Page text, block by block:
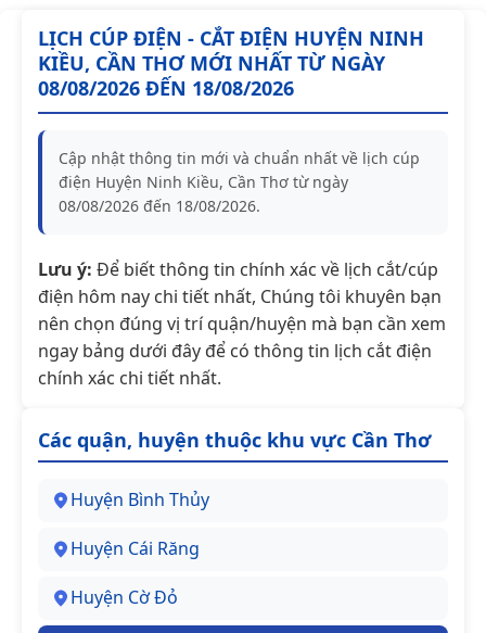
LỊCH CÚP ĐIỆN - CẮT ĐIỆN HUYỆN NINH
KIỀU, CẦN THƠ MỚI NHẤT TỪ NGÀY
08/08/2026 ĐẾN 18/08/2026
Cập nhật thông tin mới và chuẩn nhất về lịch cúp
điện Huyện Ninh Kiều, Cần Thơ từ ngày
08/08/2026 đến 18/08/2026.
Lưu ý: Để biết thông tin chính xác về lịch cắt/cúp
điện hôm nay chi tiết nhất, Chúng tôi khuyên bạn
nên chọn đúng vị trí quận/huyện mà bạn cần xem
ngay bảng dưới đây để có thông tin lịch cắt điện
chính xác chi tiết nhất.
Các quận, huyện thuộc khu vực Cần Thơ
Huyện Bình Thủy
Huyện Cái Răng
Huyện Cờ Đỏ